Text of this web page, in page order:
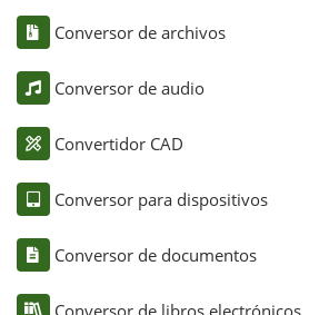
Conversor de archivos
Conversor de audio
Convertidor CAD
Conversor para dispositivos
Conversor de documentos
Conversor de libros electrónicos